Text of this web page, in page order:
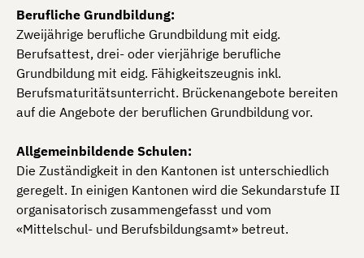
Berufliche Grundbildung:
Zweijährige berufliche Grundbildung mit eidg.
Berufsattest, drei- oder vierjährige berufliche
Grundbildung mit eidg. Fähigkeitszeugnis inkl.
Berufsmaturitätsunterricht. Brückenangebote bereiten
auf die Angebote der beruflichen Grundbildung vor.
Allgemeinbildende Schulen:
Die Zuständigkeit in den Kantonen ist unterschiedlich
geregelt. In einigen Kantonen wird die Sekundarstufe II
organisatorisch zusammengefasst und vom
«Mittelschul- und Berufsbildungsamt» betreut.